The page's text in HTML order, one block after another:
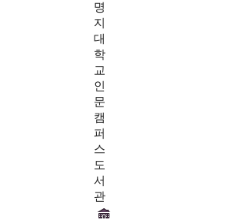
명
지
대
학
교
인
문
캠
퍼
스
도
서
관